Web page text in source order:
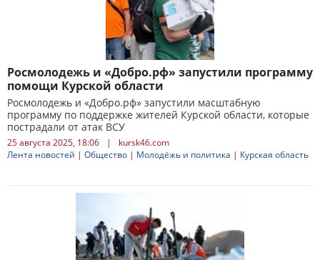
Росмолодежь и «Добро.рф» запустили программу
помощи Курской области
Росмолодежь и «Добро.рф» запустили масштабную
программу по поддержке жителей Курской области, которые
пострадали от атак ВСУ
25 августа 2025, 18:06 |
kursk46.com
Лента новостей | Общество | Молодёжь и политика | Курская область